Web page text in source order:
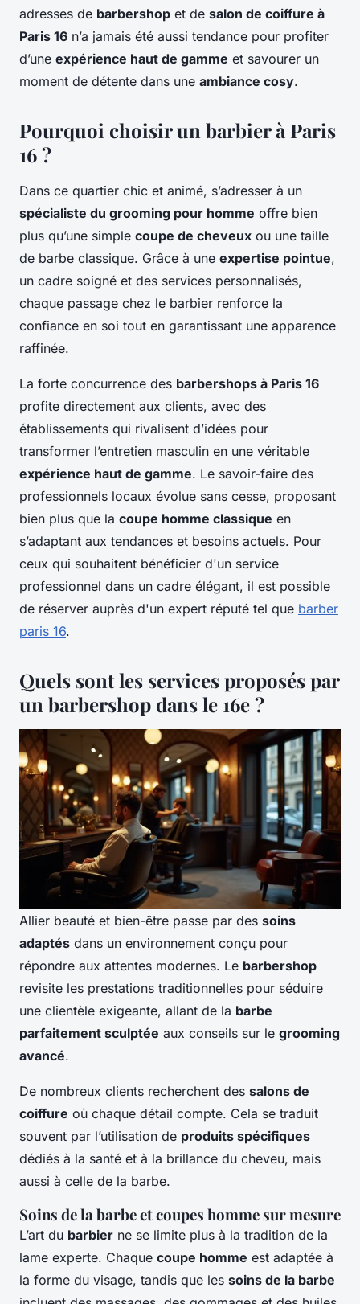
adresses de barbershop et de salon de coiffure à
Paris 16 n’a jamais été aussi tendance pour profiter
d’une expérience haut de gamme et savourer un
moment de détente dans une ambiance cosy.
Pourquoi choisir un barbier à Paris
16 ?
Dans ce quartier chic et animé, s’adresser à un
spécialiste du grooming pour homme offre bien
plus qu’une simple coupe de cheveux ou une taille
de barbe classique. Grâce à une expertise pointue,
un cadre soigné et des services personnalisés,
chaque passage chez le barbier renforce la
confiance en soi tout en garantissant une apparence
raffinée.
La forte concurrence des barbershops à Paris 16
profite directement aux clients, avec des
établissements qui rivalisent d’idées pour
transformer l’entretien masculin en une véritable
expérience haut de gamme. Le savoir-faire des
professionnels locaux évolue sans cesse, proposant
bien plus que la coupe homme classique en
s’adaptant aux tendances et besoins actuels. Pour
ceux qui souhaitent bénéficier d'un service
professionnel dans un cadre élégant, il est possible
de réserver auprès d'un expert réputé tel que barber
paris 16.
Quels sont les services proposés par
un barbershop dans le 16e ?
Allier beauté et bien-être passe par des soins
adaptés dans un environnement conçu pour
répondre aux attentes modernes. Le barbershop
revisite les prestations traditionnelles pour séduire
une clientèle exigeante, allant de la barbe
parfaitement sculptée aux conseils sur le grooming
avancé.
De nombreux clients recherchent des salons de
coiffure où chaque détail compte. Cela se traduit
souvent par l’utilisation de produits spécifiques
dédiés à la santé et à la brillance du cheveu, mais
aussi à celle de la barbe.
Soins de la barbe et coupes homme sur mesure
L’art du barbier ne se limite plus à la tradition de la
lame experte. Chaque coupe homme est adaptée à
la forme du visage, tandis que les soins de la barbe